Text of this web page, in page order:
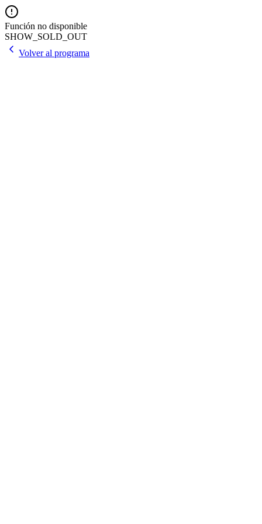
Función no disponible
SHOW_SOLD_OUT
Volver al programa